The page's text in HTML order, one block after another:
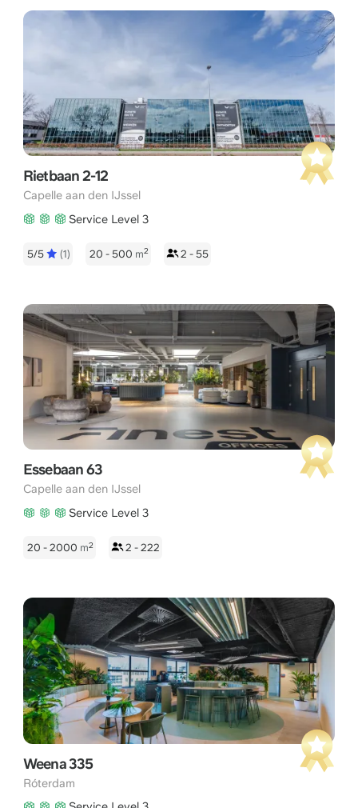
Rietbaan 2-12
Capelle aan den IJssel
Service Level 3
5/5 (1) 20 - 500 m2 2 - 55
Essebaan 63
Capelle aan den IJssel
Service Level 3
20 - 2000 m2 2 - 222
Weena 335
Róterdam